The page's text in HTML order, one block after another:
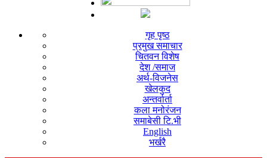
गृह पृष्ठ
प्रमुख समाचार
चितवन विशेष
देश /समाज
अर्थ-विजनेस
खेलकुद
अन्तर्वार्ता
कला मनोरंजन
समाबेसी टि.भी
English
भर्खरै